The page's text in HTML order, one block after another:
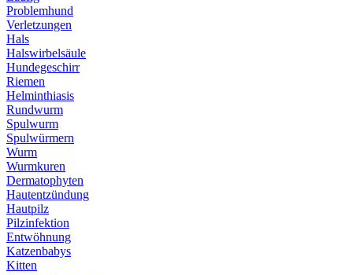
Problemhund
Verletzungen
Hals
Halswirbelsäule
Hundegeschirr
Riemen
Helminthiasis
Rundwurm
Spulwurm
Spulwürmern
Wurm
Wurmkuren
Dermatophyten
Hautentzündung
Hautpilz
Pilzinfektion
Entwöhnung
Katzenbabys
Kitten